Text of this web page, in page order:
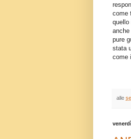
come
quello
pure
stata
come
alle